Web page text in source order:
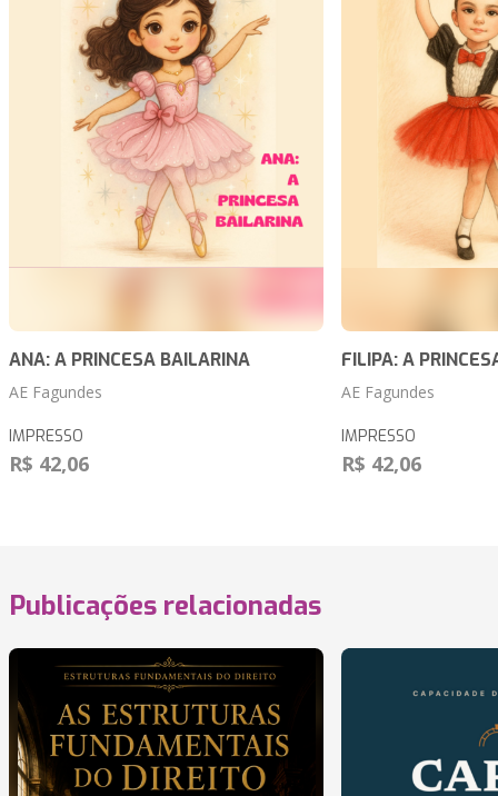
ANA: A PRINCESA BAILARINA
AE Fagundes
IMPRESSO
R$ 42,06
FILIPA: A
AE Fagundes
IMPRESSO
R$ 42,06
Publicações relacionadas